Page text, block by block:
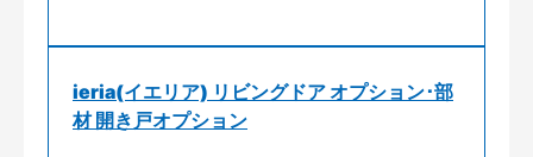
ieria(イエリア) リビングドア オプション･部
材 開き戸オプション